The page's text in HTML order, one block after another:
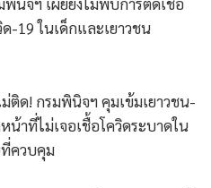
ด-19 ในเด็กและเยาวชน
ม่ติด! กรมพินิจฯ คุมเข้มเยาวชน-
หน้าที่ไม่เจอเชื้อโควิดระบาดใน
ควบคุม